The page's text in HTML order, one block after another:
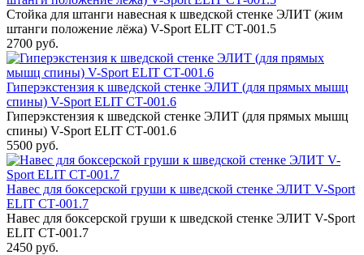
Стойка для штанги навесная к шведской стенке ЭЛИТ (жим
штанги положение лёжа) V-Sport ELIT СТ-001.5
2700 руб.
Гиперэкстензия к шведской стенке ЭЛИТ (для прямых мышц
спины) V-Sport ELIT СТ-001.6
Гиперэкстензия к шведской стенке ЭЛИТ (для прямых мышц
спины) V-Sport ELIT СТ-001.6
5500 руб.
Навес для боксерской груши к шведской стенке ЭЛИТ V-Sport
ELIT СТ-001.7
Навес для боксерской груши к шведской стенке ЭЛИТ V-Sport
ELIT СТ-001.7
2450 руб.